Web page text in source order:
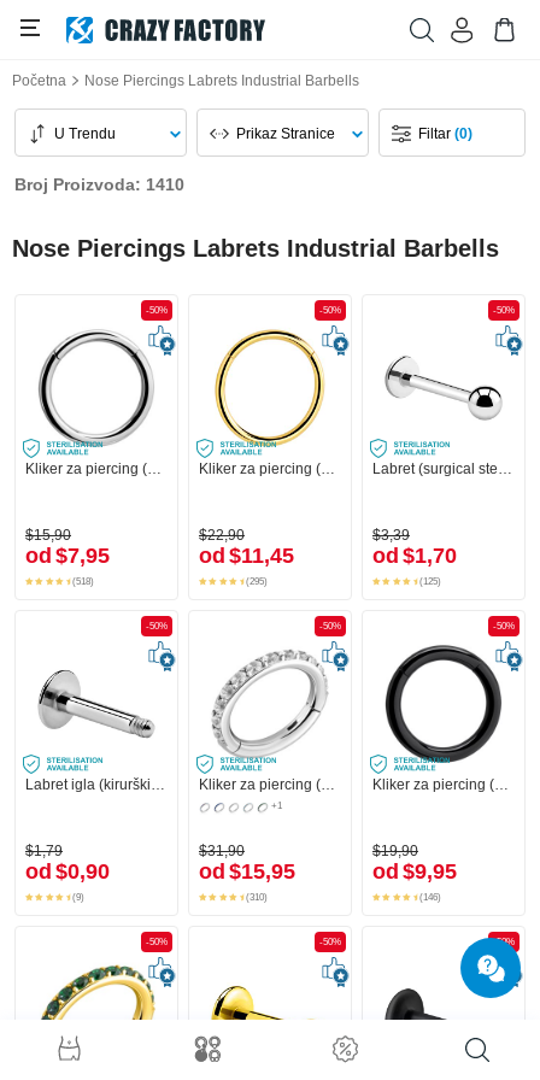
Početna Nose Piercings Labrets Industrial Barbells
U Trendu Prikaz Stranice Filtar(0)
Broj Proizvoda: 1410
Nose Piercings Labrets Industrial Barbells
-50%
Kliker za piercing (kirurški čelik, srebrna, sjajna završna obrada)
$15,90
od $7,95
(518)
-50%
Kliker za piercing (kirurški čelik, zlatna, sjajna završna obrada)
$22,90
od $11,45
(295)
-50%
Labret (surgical steel, silver, shiny finish)
$3,39
od $1,70
(125)
-50%
$1,79
od $0,90
(9)
-50%
Kliker za piercing (kirurški čelik, srebrna, sjajna završna obrada) s kristalnim kamenjem
+1
$31,90
od $15,95
(310)
-50%
Kliker za piercing (kirurški čelik, crna, sjajna završna obrada)
$19,90
od $9,95
(146)
-50% -50% -50%